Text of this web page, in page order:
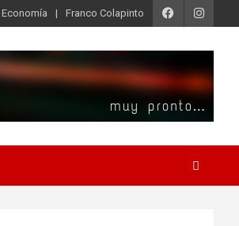
Economía Franco Colapinto